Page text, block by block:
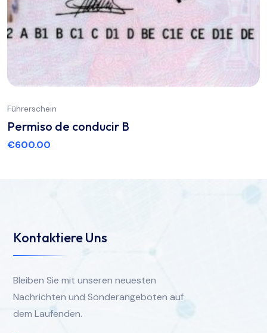
Führerschein
Permiso de conducir B
€600.00
Kontaktiere Uns
Bleiben Sie mit unseren neuesten
Nachrichten und Sonderangeboten auf
dem Laufenden.